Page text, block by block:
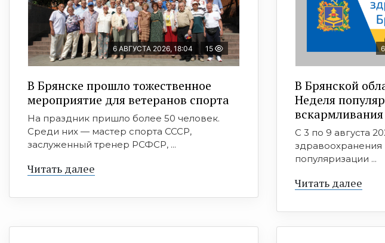
6 АВГУСТА 2026, 18:04 15
В Брянске прошло тожественное
мероприятие для ветеранов спорта
На праздник пришло более 50 человек.
Среди них — мастер спорта СССР,
заслуженный тренер РСФСР, ...
Читать далее
В Брянской
Неделя
вскармливания
С 3 по 9 августа
популяризации ...
Читать далее